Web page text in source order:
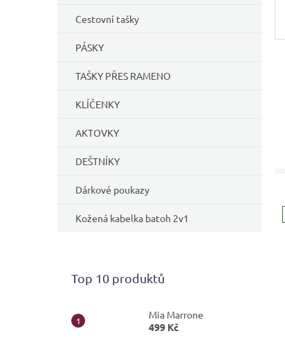
Cestovní tašky
PÁSKY
TAŠKY PŘES RAMENO
KLÍČENKY
AKTOVKY
DEŠTNÍKY
Dárkové poukazy
Kožená kabelka batoh 2v1
Top 10 produktů
Mia Marrone
499 Kč